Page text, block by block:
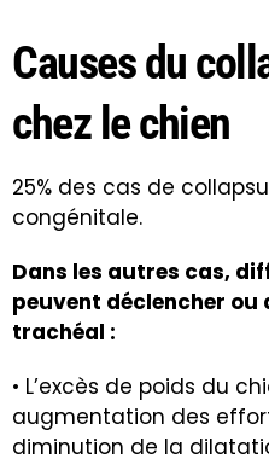
Causes du
chez le chien
25% des cas de
congénitale.
Dans les autres cas,
peuvent déclencher
trachéal :
• L’excès de poids du
augmentation des
diminution de la